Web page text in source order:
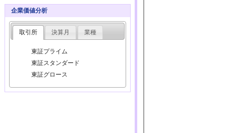
企業価値分析
取引所 決算月 業種
東証プライム
東証スタンダード
東証グロース